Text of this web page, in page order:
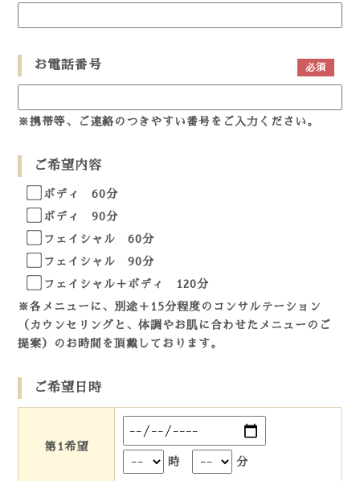
お電話番号 必須
※携帯等、ご連絡のつきやすい番号をご入力ください。
ご希望内容
ボディ 60分
ボディ 90分
フェイシャル 60分
フェイシャル 90分
フェイシャル＋ボディ 120分
※各メニューに、別途＋15分程度のコンサルテーション
（カウンセリングと、体調やお肌に合わせたメニューのご
提案）のお時間を頂戴しております。
ご希望日時
第1希望
時
分